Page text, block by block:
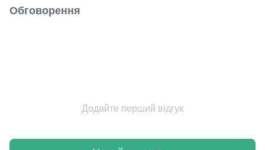
Обговорення
Додайте перший відгук